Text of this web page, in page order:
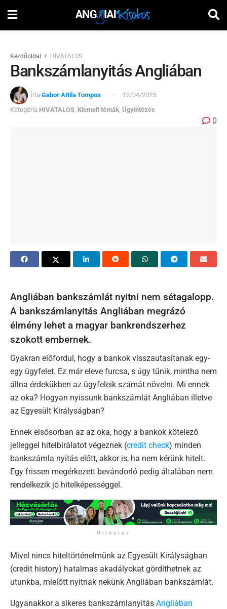
Kezdőoldal HIVATALOS
Bankszámlanyitás Angliában
Írta Gabor Attila Tompos
12/04/2015
Kategória HIVATALOS Kiemelt témák Ügyintézés
0
Angliában bankszámlát nyitni nem sétagalopp.
A bankszámlanyitás Angliában megrázó
élmény lehet a magyar bankrendszerhez
szokott embernek.
Gyakran előfordul, hogy a bankok visszautasítanak egy-
egy ügyfelet. Ez már eleve furcsa, s úgy tűnik, mintha nem
állna érdekükben az ügyfeleik számát növelni. Mi ennek
az oka? Hogyan nyissunk bankszámlát Angliában illetve
az Egyesült Királyságban?
Ennek elsősorban az az oka, hogy a bankok kötelező
jelleggel hitelbírálatot végeznek (credit check) minden
bankszámla nyitás előtt, akkor is, ha nem kérünk hitelt.
Egy frissen megérkezett bevándorló pedig általában nem
rendelkezik jó hitelképességgel.
Hirdetés
Mivel nincs hiteltörténelmünk az Egyesült Királyságban
(credit history) hatalmas akadályokat gördíthetnek az
utunkba, mielőtt nyitnak nekünk Angliában bankszámlát.
Ugyanakkor a sikeres bankszámlanyitás Angliában